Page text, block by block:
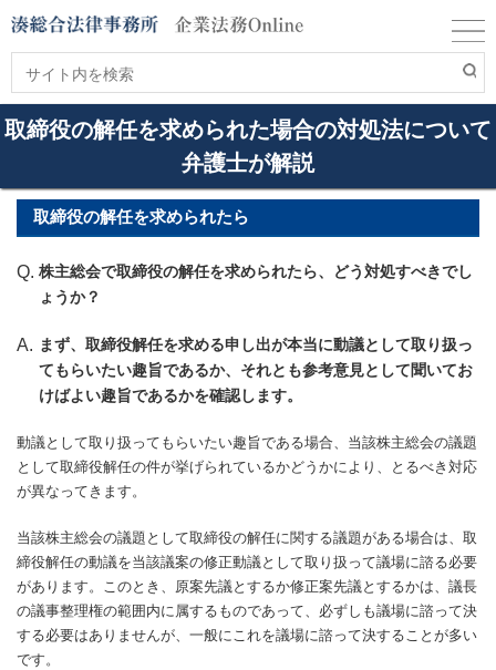
取締役の解任を求められた場合の対処法について
弁護士が解説
取締役の解任を求められたら
株主総会で取締役の解任を求められたら、どう対処すべきでし
ょうか？
まず、取締役解任を求める申し出が本当に動議として取り扱っ
てもらいたい趣旨であるか、それとも参考意見として聞いてお
けばよい趣旨であるかを確認します。
動議として取り扱ってもらいたい趣旨である場合、当該株主総会の議題
として取締役解任の件が挙げられているかどうかにより、とるべき対応
が異なってきます。
当該株主総会の議題として取締役の解任に関する議題がある場合は、取
締役解任の動議を当該議案の修正動議として取り扱って議場に諮る必要
があります。このとき、原案先議とするか修正案先議とするかは、議長
の議事整理権の範囲内に属するものであって、必ずしも議場に諮って決
する必要はありませんが、一般にこれを議場に諮って決することが多い
です。